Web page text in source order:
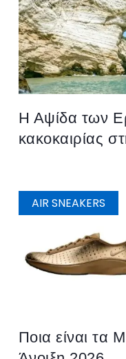
Η Αψίδα των
κακοκαιρίας
AIR SNEAKERS
Ποια είναι τα